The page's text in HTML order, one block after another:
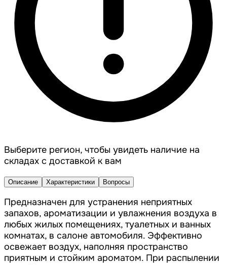
Выберите регион, чтобы увидеть наличие на
складах с доставкой к вам
Описание Характеристики Вопросы
Предназначен для устранения неприятных
запахов, ароматизации и увлажнения воздуха в
любых жилых помещениях, туалетных и ванных
комнатах, в салоне автомобиля. Эффективно
освежает воздух, наполняя пространство
приятным и стойким ароматом. При распылении